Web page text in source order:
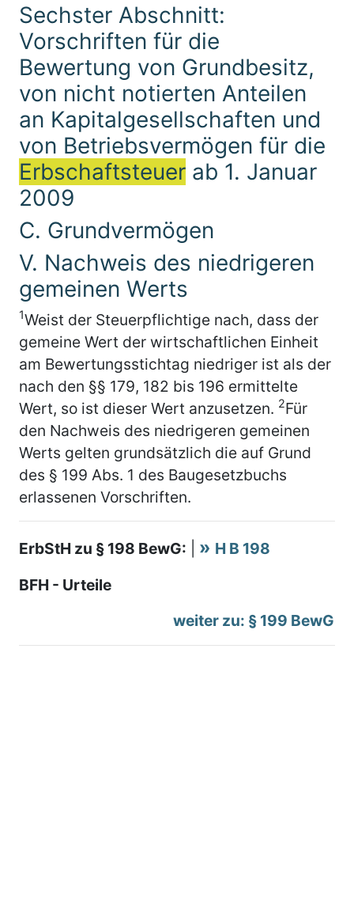
Sechster Abschnitt:
Vorschriften für die
Bewertung von Grundbesitz,
von nicht notierten Anteilen
an Kapitalgesellschaften und
von Betriebsvermögen für die
Erbschaftsteuer ab 1. Januar
2009
C. Grundvermögen
V. Nachweis des niedrigeren
gemeinen Werts
1Weist der Steuerpflichtige nach, dass der
gemeine Wert der wirtschaftlichen Einheit
am Bewertungsstichtag niedriger ist als der
nach den §§ 179, 182 bis 196 ermittelte
Wert, so ist dieser Wert anzusetzen. 2Für
den Nachweis des niedrigeren gemeinen
Werts gelten grundsätzlich die auf Grund
des § 199 Abs. 1 des Baugesetzbuchs
erlassenen Vorschriften.
ErbStH zu § 198 BewG:
H B 198
BFH - Urteile
weiter zu: § 199 BewG